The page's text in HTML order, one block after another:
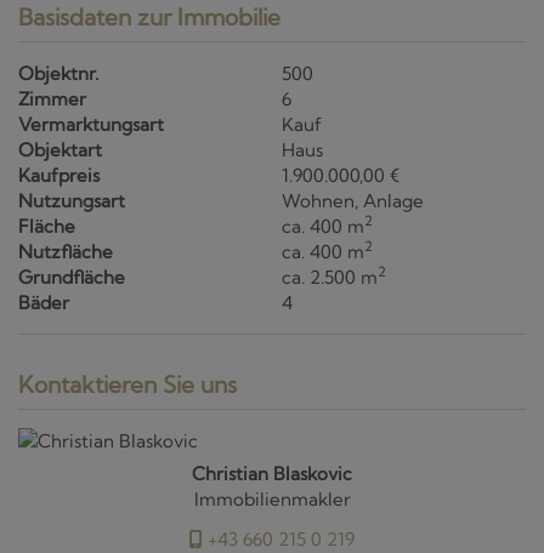
Basisdaten zur Immobilie
Objektnr.
500
Zimmer
6
Vermarktungsart
Kauf
Objektart
Haus
Kaufpreis
1.900.000,00 €
Nutzungsart
Wohnen Anlage
Fläche
ca. 400 m2
Nutzfläche ca. 400 m2
Grundfläche ca. 2.500 m2
Bäder 4
Kontaktieren Sie uns
Christian Blaskovic
Immobilienmakler
+43 660 215 0 219